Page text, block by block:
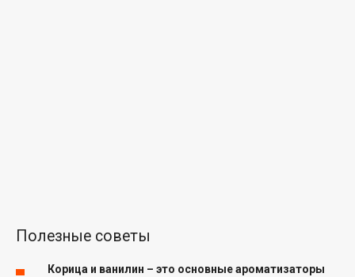
Полезные советы
Корица и ванилин – это основные ароматизаторы